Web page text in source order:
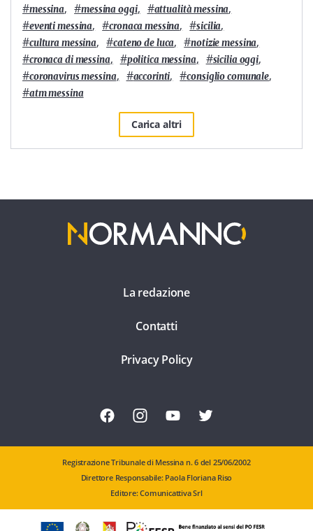
#messina, #messina oggi, #attualità messina,
#eventi messina, #cronaca messina, #sicilia,
#cultura messina, #cateno de luca, #notizie messina,
#cronaca di messina, #politica messina, #sicilia oggi,
#coronavirus messina, #accorinti, #consiglio comunale,
#atm messina
Carica altri
La redazione
Contatti
Privacy Policy
Registrazione Tribunale di Messina n. 6 del 25/06/2002
Direttore Responsabile: Paola Floriana Riso
Editore: Comunicattiva Srl